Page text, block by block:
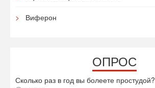
Виферон
ОПРОС
Сколько раз в год вы болеете простудой?